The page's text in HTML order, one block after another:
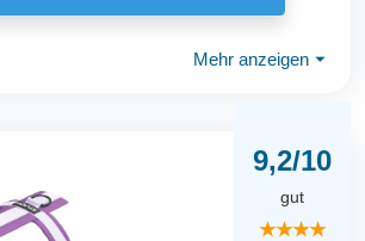
Mehr anzeigen ⏷
9,2/10
gut
★★★★